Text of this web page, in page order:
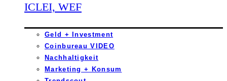
ICLEI, WEF
Geld + Investment
Coinbureau VIDEO
Nachhaltigkeit
Marketing + Konsum